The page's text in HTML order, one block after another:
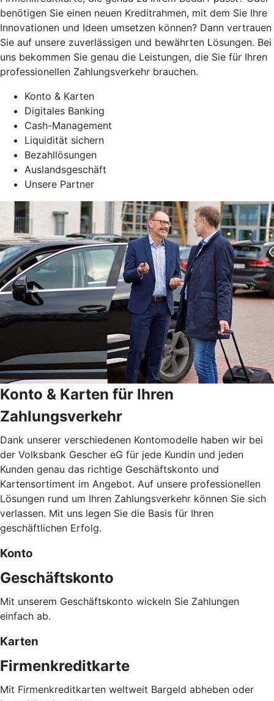
benötigen Sie einen neuen Kreditrahmen, mit dem Sie Ihre
Innovationen und Ideen umsetzen können? Dann vertrauen
Sie auf unsere zuverlässigen und bewährten Lösungen. Bei
uns bekommen Sie genau die Leistungen, die Sie für Ihren
professionellen Zahlungsverkehr brauchen.
Konto & Karten
Digitales Banking
Cash-Management
Liquidität sichern
Bezahllösungen
Auslandsgeschäft
Unsere Partner
Konto & Karten für Ihren
Zahlungsverkehr
Dank unserer verschiedenen Kontomodelle haben wir bei
der Volksbank Gescher eG für jede Kundin und jeden
Kunden genau das richtige Geschäftskonto und
Kartensortiment im Angebot. Auf unsere professionellen
Lösungen rund um Ihren Zahlungsverkehr können Sie sich
verlassen. Mit uns legen Sie die Basis für Ihren
geschäftlichen Erfolg.
Konto
Geschäftskonto
Mit unserem Geschäftskonto wickeln Sie Zahlungen
einfach ab.
Karten
Firmenkreditkarte
Mit Firmenkreditkarten weltweit Bargeld abheben oder